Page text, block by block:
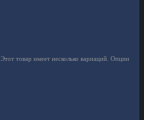
Этот товар имеет несколько вариаций. Опции